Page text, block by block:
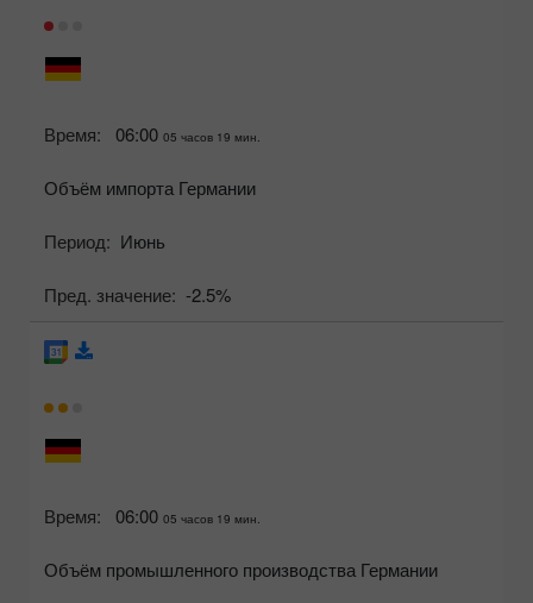
Время: 06:00 05 часов 19 мин.
Объём импорта Германии
Период: Июнь
Пред. значение: -2.5%
Время: 06:00 05 часов 19 мин.
Объём промышленного производства Германии